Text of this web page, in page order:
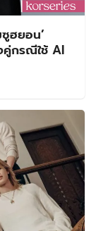
ฮยอน’
คู่กรณีใช้ AI